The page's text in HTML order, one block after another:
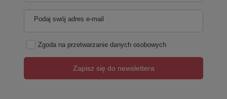
Podaj swój adres e-mail
Zgoda na przetwarzanie danych osobowych
Zapisz się do newslettera